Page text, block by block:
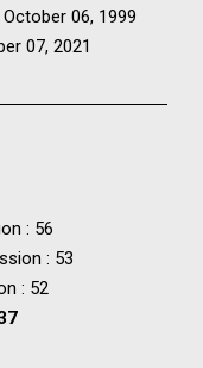
06, 1999
07, 2021
: 56
: 53
: 52